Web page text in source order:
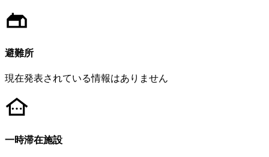
避難所
現在発表されている情報はありません
一時滞在施設